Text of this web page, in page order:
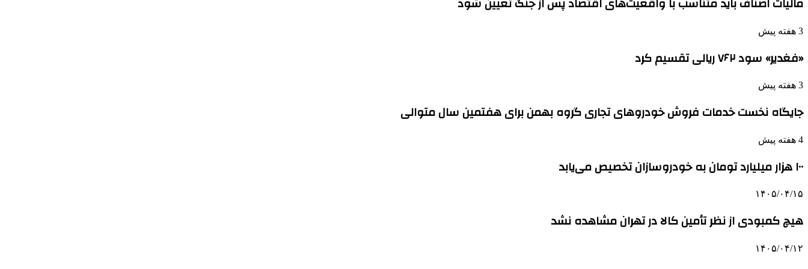
3 هفته پیش
«فغدیر» سود ۷۶۲ ریالی تقسیم کرد
3 هفته پیش
جایگاه نخست خدمات فروش خودروهای تجاری گروه بهمن برای هفتمین سال متوالی
4 هفته پیش
۱۰۰ هزار میلیارد تومان به خودروسازان تخصیص می‌یابد
۱۴۰۵/۰۴/۱۵
هیچ کمبودی از نظر تأمین کالا در تهران مشاهده نشد
۱۴۰۵/۰۴/۱۲